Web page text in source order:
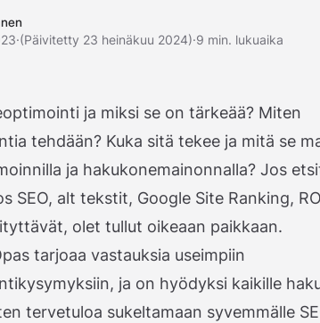
·(Päivitetty 23 heinäkuu 2024)·9 min. lukuaika
ja miksi se on tärkeää? Miten
tehdään? Kuka sitä tekee ja mitä se
ja hakukonemainonnalla? Jos
SEO, alt tekstit, Google Site Ranking,
olet tullut oikeaan paikkaan.
tarjoaa vastauksia useimpiin
ja on hyödyksi kaikille
tervetuloa sukeltamaan syvemmälle